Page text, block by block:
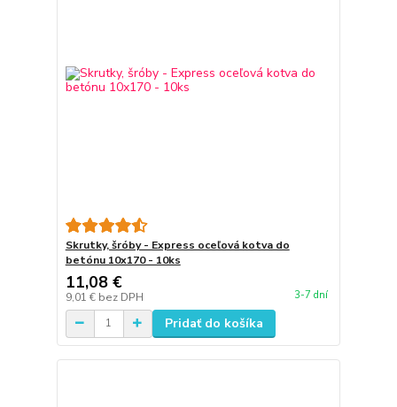
Skrutky, šróby - Express oceľová kotva do
betónu 10x170 - 10ks
11,08 €
9,01 € bez DPH 3-7 dní
Pridať do košíka